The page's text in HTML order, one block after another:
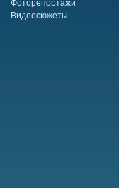
Фоторепортажи
Видеосюжеты